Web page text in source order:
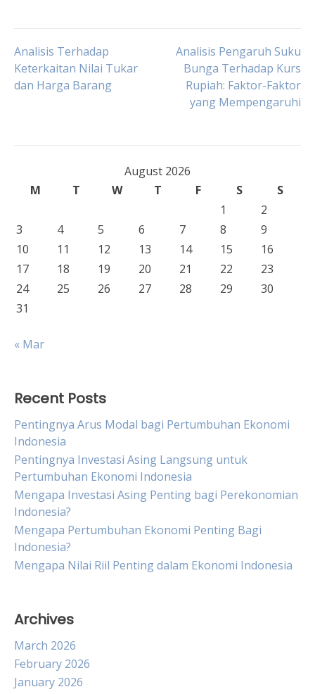
Post
navigation
Analisis Terhadap
Keterkaitan Nilai Tukar
dan Harga Barang
Analisis Pengaruh Suku
Bunga Terhadap Kurs
Rupiah: Faktor-Faktor
yang Mempengaruhi
August 2026
M
T W T F S
S
1
2
3
4 5 6 7 8
9
10
11 12 13 14 15
16
17
18 19 20 21 22
23
24
25 26 27 28 29
30
31
« Mar
Recent Posts
Pentingnya Arus Modal bagi Pertumbuhan Ekonomi
Indonesia
Pentingnya Investasi Asing Langsung untuk
Pertumbuhan Ekonomi Indonesia
Mengapa Investasi Asing Penting bagi Perekonomian
Indonesia?
Mengapa Pertumbuhan Ekonomi Penting Bagi
Indonesia?
Mengapa Nilai Riil Penting dalam Ekonomi Indonesia
Archives
March 2026
February 2026
January 2026